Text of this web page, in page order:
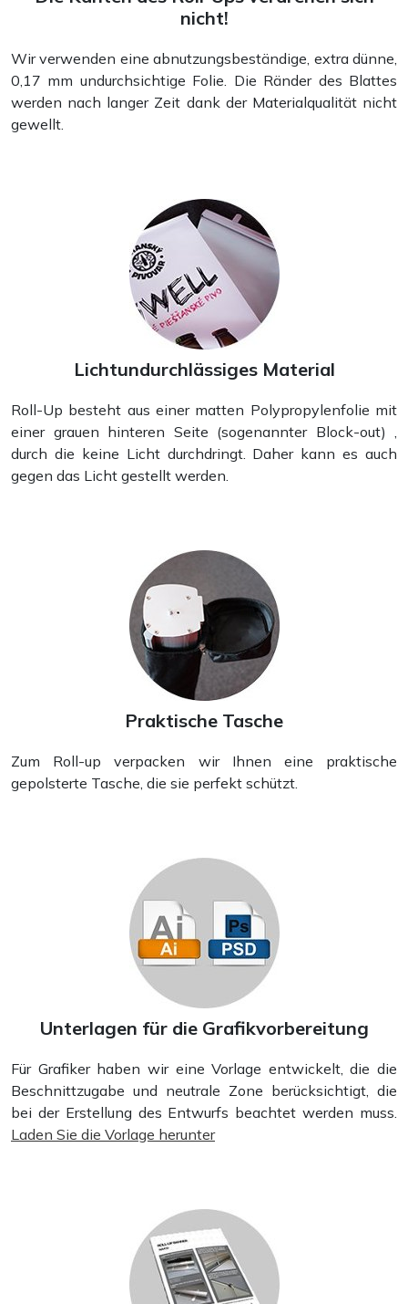
nicht!
Wir verwenden eine abnutzungsbeständige, extra dünne,
0,17 mm undurchsichtige Folie. Die Ränder des Blattes
werden nach langer Zeit dank der Materialqualität nicht
gewellt.
Lichtundurchlässiges Material
Roll-Up besteht aus einer matten Polypropylenfolie mit
einer grauen hinteren Seite (sogenannter Block-out) ,
durch die keine Licht durchdringt. Daher kann es auch
gegen das Licht gestellt werden.
Praktische Tasche
Zum Roll-up verpacken wir Ihnen eine praktische
gepolsterte Tasche, die sie perfekt schützt.
Unterlagen für die Grafikvorbereitung
Für Grafiker haben wir eine Vorlage entwickelt, die die
Beschnittzugabe und neutrale Zone berücksichtigt, die
bei der Erstellung des Entwurfs beachtet werden muss.
Laden Sie die Vorlage herunter